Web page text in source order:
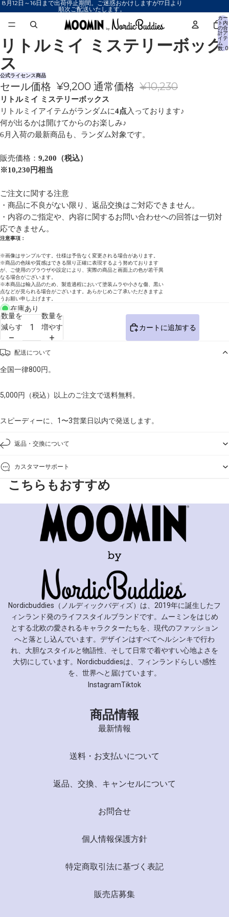
8月12日～16日まで出荷停止期間。ご迷惑おかけしますが17日より
順次ご配送いたします。
カー
ト内
の合
計ア
イテ
ム
数: 0
画
像
を
全
画
面
で
表
示
リトルミイ ミステリーボック
ス
公式ライセンス商品
セール価格 ¥9,200 通常価格 ¥10,230
リトルミイ ミステリーボックス
リトルミイアイテムがランダムに4点 入っております♪
何が出るかは開けてからのお楽しみ♪
6月入荷の最新商品も、ランダム対象です。
販売価格： 9,200（税込）
※10,230円相当
ご注文に関する注意
・商品に不良がない限り、返品交換はご対応できません。
・内容のご指定や、内容に関するお問い合わせへの回答は一切対
応できません。
注意事項：
※画像はサンプルです。仕様は予告なく変更される場合があります。
※商品の色味や質感はできる限り正確に表現するよう努めております
が、ご使用のブラウザや設定により、実際の商品と画面上の色が若干異
なる場合がございます。
※本商品は輸入品のため、製造過程において塗装ムラや小さな傷、黒い
点などが見られる場合がございます。あらかじめご了承いただきますよ
うお願い申し上げます。
在庫あり
数量を
減らす
数量を
増やす
カートに追加する
配送について
全国一律800円。
5,000円（税込）以上のご注文で送料無料。
スピーディーに、1〜3営業日以内で発送します。
返品・交換について
カスタマーサポート
こちらもおすすめ
Nordicbuddies（ノルディックバディズ）は、2019年に誕生したフ
ィンランド発のライフスタイルブランドです。ムーミンをはじめ
とする北欧の愛されるキャラクターたちを、現代のファッション
へと落とし込んでいます。デザインはすべてヘルシンキで行わ
れ、大胆なスタイルと物語性、そして日常で着やすい心地よさを
大切にしています。Nordicbuddiesは、フィンランドらしい感性
を、世界へと届けています。
InstagramTiktok
商品情報
最新情報
送料・お支払いについて
返品、交換、キャンセルについて
お問合せ
個人情報保護方針
特定商取引法に基づく表記
販売店募集